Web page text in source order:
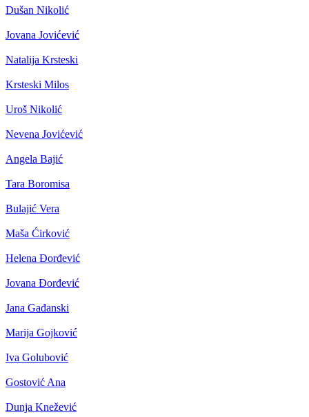
Dušan Nikolić
Jovana Jovićević
Natalija Krsteski
Krsteski Milos
Uroš Nikolić
Nevena Jovićević
Angela Bajić
Tara Boromisa
Bulajić Vera
Maša Ćirković
Helena Đorđević
Jovana Đorđević
Jana Gađanski
Marija Gojković
Iva Golubović
Gostović Ana
Dunja Knežević